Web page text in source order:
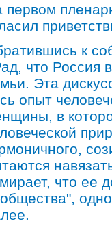
первом
к
что Россия
Эта
опыт
в
что ее